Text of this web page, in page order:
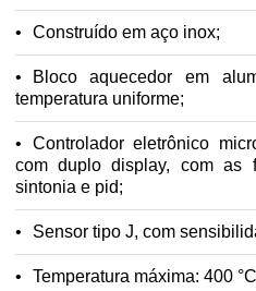
Construído em aço inox;
Bloco aquecedor em
temperatura uniforme;
Controlador eletrônico
com duplo display, com as
sintonia e pid;
Sensor tipo J, com
Temperatura máxima: 400